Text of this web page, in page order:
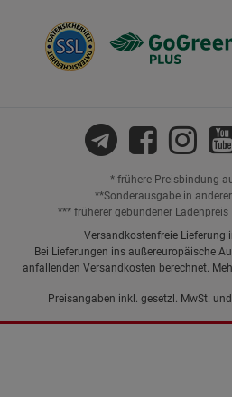
* frühere Preisbindung
**Sonderausgabe in
*** früherer gebundener Ladenpreis
Versandkostenfreie Lieferung
Bei Lieferungen ins außereuropäische
anfallenden Versandkosten berechnet.
Preisangaben inkl. gesetzl. MwSt.